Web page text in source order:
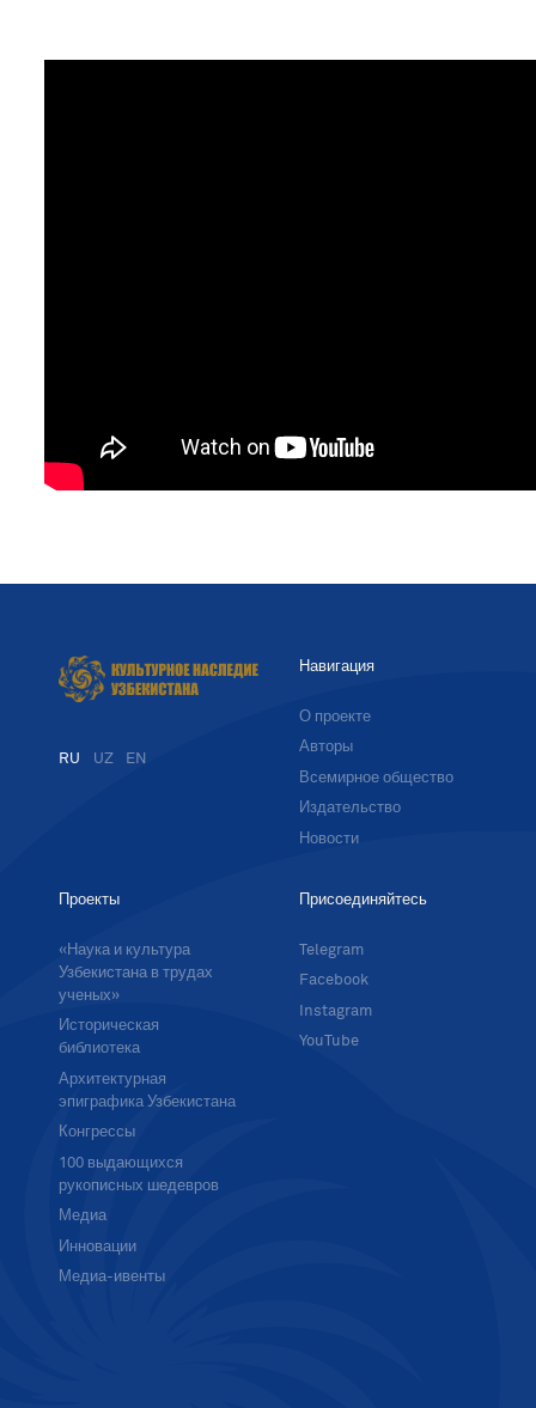
RU UZ EN
Навигация
О проекте
Авторы
Всемирное общество
Издательство
Новости
Проекты
«Наука и культура
Узбекистана в трудах
ученых»
Историческая
библиотека
Архитектурная
эпиграфика Узбекистана
Конгрессы
100 выдающихся
рукописных шедевров
Медиа
Инновации
Медиа-ивенты
Присоединяйтесь
Telegram
Facebook
Instagram
YouTube